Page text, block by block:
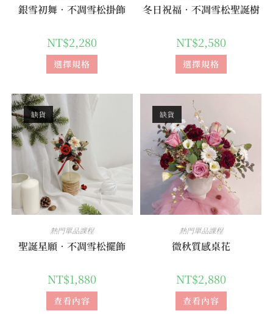
銀雪初舞．不凋雪松掛飾
NT$2,280
選擇規格
冬日祝福．不凋雪松聖誕樹
NT$2,580
選擇規格
缺貨
熱門單品課程
聖誕星願．不凋雪松擺飾
NT$1,880
查看內容
缺貨
熱門單品課程
微秋質感桌花
NT$2,880
查看內容